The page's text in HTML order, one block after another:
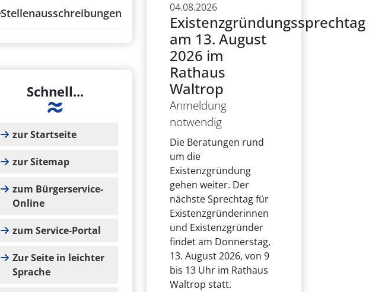
Stellenausschreibungen
Schnell...
zur Startseite
zur Sitemap
zum Bürgerservice-
Online
zum Service-Portal
Zur Seite in leichter
Sprache
04.08.2026
Existenzgründungssprechtag
am 13. August
2026 im
Rathaus
Waltrop
Anmeldung
notwendig
Die Beratungen rund
um die
Existenzgründung
gehen weiter. Der
nächste Sprechtag für
Existenzgründerinnen
und Existenzgründer
findet am Donnerstag,
13. August 2026, von 9
bis 13 Uhr im Rathaus
Waltrop statt.